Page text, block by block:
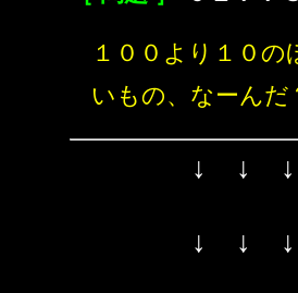
１００より１０の
いもの、なーんだ
↓ ↓ ↓
↓ ↓ ↓